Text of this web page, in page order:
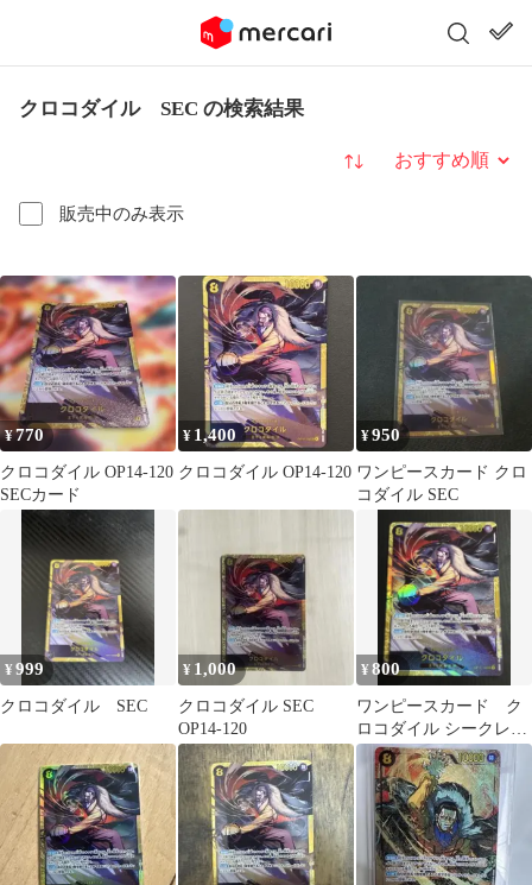
クロコダイル SEC の検索結果
販売中のみ表示
並び替え
¥770
クロコダイル OP14-120
SECカード
¥ 1,400
クロコダイル OP14-120
¥950
ワンピースカード クロ
コダイル SEC
¥999
クロコダイル SEC
¥ 1,000
クロコダイル SEC
OP14-120
¥800
ワンピースカード ク
ロコダイル シークレッ
ト